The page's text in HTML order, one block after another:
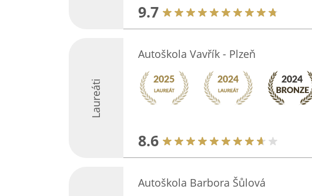
9.7
Laureáti
Autoškola Vavřík - Plzeň
8.6
Autoškola Barbora Šůlová